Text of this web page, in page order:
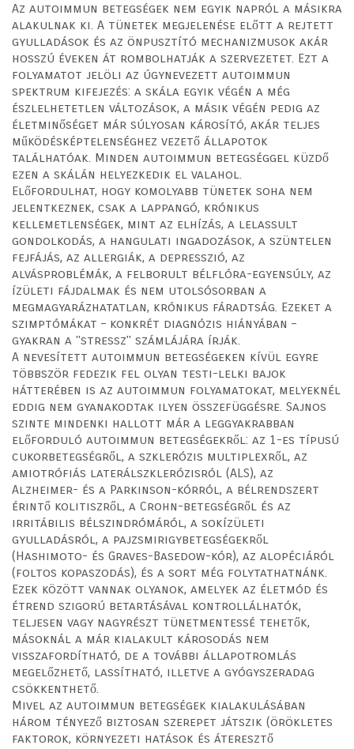
Az autoimmun betegségek nem egyik napról a másikra
alakulnak ki. A tünetek megjelenése előtt a rejtett
gyulladások és az önpusztító mechanizmusok akár
hosszú éveken át rombolhatják a szervezetet. Ezt a
folyamatot jelöli az úgynevezett autoimmun
spektrum kifejezés: a skála egyik végén a még
észlelhetetlen változások, a másik végén pedig az
életminőséget már súlyosan károsító, akár teljes
működésképtelenséghez vezető állapotok
találhatóak. Minden autoimmun betegséggel küzdő
ezen a skálán helyezkedik el valahol.
Előfordulhat, hogy komolyabb tünetek soha nem
jelentkeznek, csak a lappangó, krónikus
kellemetlenségek, mint az elhízás, a lelassult
gondolkodás, a hangulati ingadozások, a szüntelen
fejfájás, az allergiák, a depresszió, az
alvásproblémák, a felborult bélflóra-egyensúly, az
ízületi fájdalmak és nem utolsósorban a
megmagyarázhatatlan, krónikus fáradtság. Ezeket a
szimptómákat – konkrét diagnózis hiányában –
gyakran a "stressz" számlájára írják.
A nevesített autoimmun betegségeken kívül egyre
többször fedezik fel olyan testi-lelki bajok
hátterében is az autoimmun folyamatokat, melyeknél
eddig nem gyanakodtak ilyen összefüggésre. Sajnos
szinte mindenki hallott már a leggyakrabban
előforduló autoimmun betegségekről: az 1-es típusú
cukorbetegségről, a szklerózis multiplexről, az
amiotrófiás laterálszklerózisról (ALS), az
Alzheimer- és a Parkinson-kórról, a bélrendszert
érintő kolitiszről, a Crohn-betegségről és az
irritábilis bélszindrómáról, a sokízületi
gyulladásról, a pajzsmirigybetegségekről
(Hashimoto- és Graves-Basedow-kór), az alopéciáról
(foltos kopaszodás), és a sort még folytathatnánk.
Ezek között vannak olyanok, amelyek az életmód és
étrend szigorú betartásával kontrollálhatók,
teljesen vagy nagyrészt tünetmentessé tehetők,
másoknál a már kialakult károsodás nem
visszafordítható, de a további állapotromlás
megelőzhető, lassítható, illetve a gyógyszeradag
csökkenthető.
Mivel az autoimmun betegségek kialakulásában
három tényező biztosan szerepet játszik (örökletes
faktorok, környezeti hatások és áteresztő